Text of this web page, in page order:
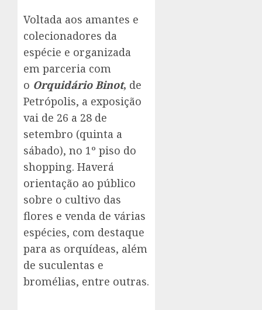
Voltada aos amantes e
colecionadores da
espécie e organizada
em parceria com
o Orquidário Binot, de
Petrópolis, a exposição
vai de 26 a 28 de
setembro (quinta a
sábado), no 1º piso do
shopping. Haverá
orientação ao público
sobre o cultivo das
flores e venda de várias
espécies, com destaque
para as orquídeas, além
de suculentas e
bromélias, entre outras.